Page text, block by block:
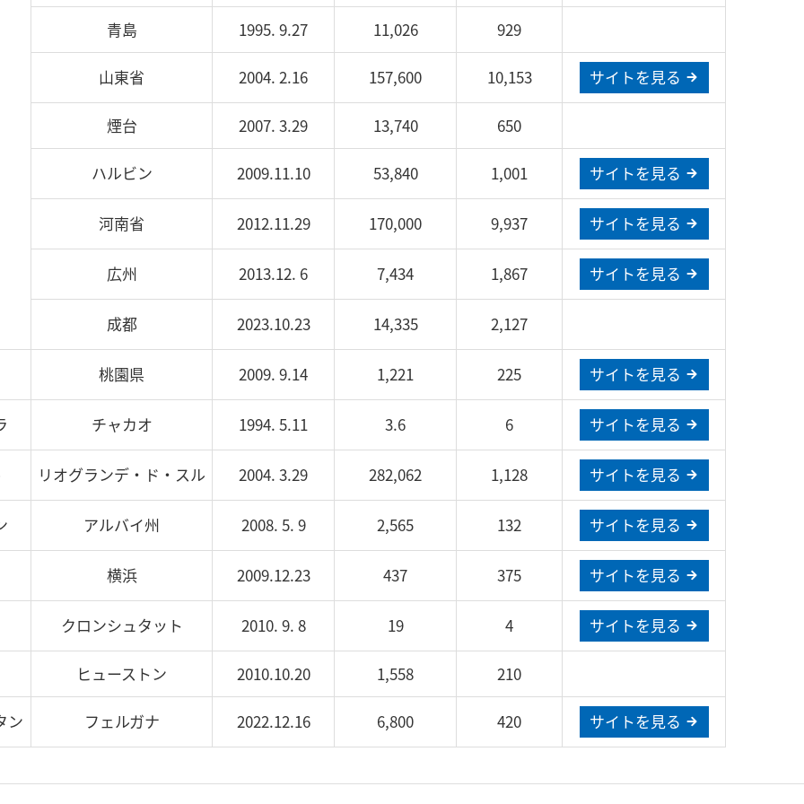
青島 1995. 9.27 11,026 929
山東省 2004. 2.16 157,600 10,153 サイトを見る
煙台 2007. 3.29 13,740 650
ハルビン 2009.11.10 53,840 1,001 サイトを見る
河南省 2012.11.29 170,000 9,937 サイトを見る
広州 2013.12. 6 7,434 1,867 サイトを見る
成都 2023.10.23 14,335 2,127
桃園県 2009. 9.14 1,221 225 サイトを見る
チャカオ 1994. 5.11 3.6 6 サイトを見る
リオグランデ・ド・スル 2004. 3.29 282,062 1,128 サイトを見る
アルバイ州 2008. 5. 9 2,565 132 サイトを見る
横浜 2009.12.23 437 375 サイトを見る
クロンシュタット 2010. 9. 8 19 4 サイトを見る
ヒューストン 2010.10.20 1,558 210
ン フェルガナ 2022.12.16 6,800 420 サイトを見る